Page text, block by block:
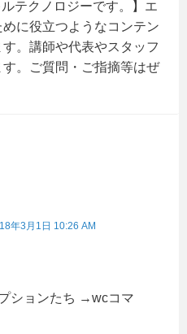
テクノロジーです。】エ
に役立つようなコンテン
。講師や代表やスタッフ
。ご質問・ご指摘等はぜ
年3月1日 10:26 AM
ションたち →wcコマ